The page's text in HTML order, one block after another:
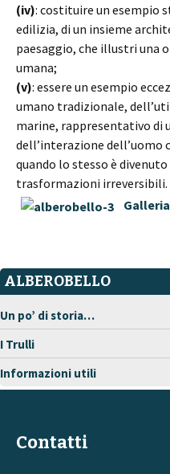
(iv): costituire un esempio
edilizia, di un insieme
paesaggio, che illustri una
umana;
(v): essere un esempio
umano tradizionale,
marine, rappresentativo di
dell’interazione
quando lo stesso è
trasformazioni irreversibili.
ALBEROBELLO
Un po’ di storia…
I Trulli
Informazioni utili
Contatti